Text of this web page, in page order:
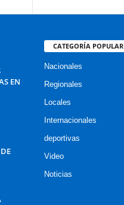
EN
CATEGORÍA POPULAR
Nacionales
Regionales
Locales
Internacionales
deportivas
Video
Noticias